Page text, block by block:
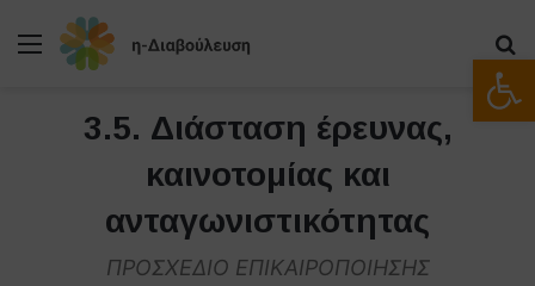
Μενού
3.5. Διάσταση έρευνας,
καινοτομίας και
ανταγωνιστικότητας
ΠΡΟΣΧΕΔΙΟ ΕΠΙΚΑΙΡΟΠΟΙΗΣΗΣ